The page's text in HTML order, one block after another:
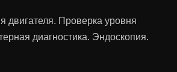
двигателя. Проверка уровня
диагностика. Эндоскопия.